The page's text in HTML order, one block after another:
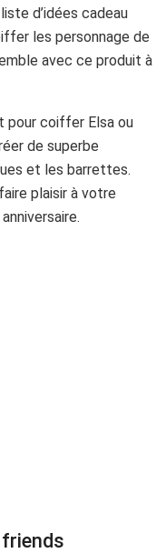
d’idées cadeau
les personnage de
avec ce produit à
pour coiffer Elsa ou
de superbe
et les barrettes.
plaisir à votre
friends